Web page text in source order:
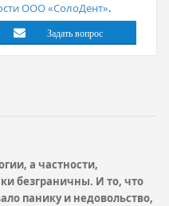
ООО «СолоДент».
а частности,
безграничны. И то, что
панику и недовольство,